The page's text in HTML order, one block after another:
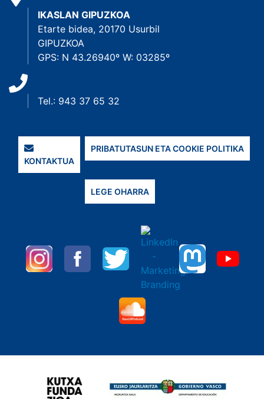
IKASLAN GIPUZKOA
Etarte bidea, 20170 Usurbil
GIPUZKOA
GPS: N 43.26940º W: 03285º
Tel.: 943 37 65 32
KONTAKTUA
PRIBATUTASUN ETA COOKIE POLITIKA
LEGE OHARRA